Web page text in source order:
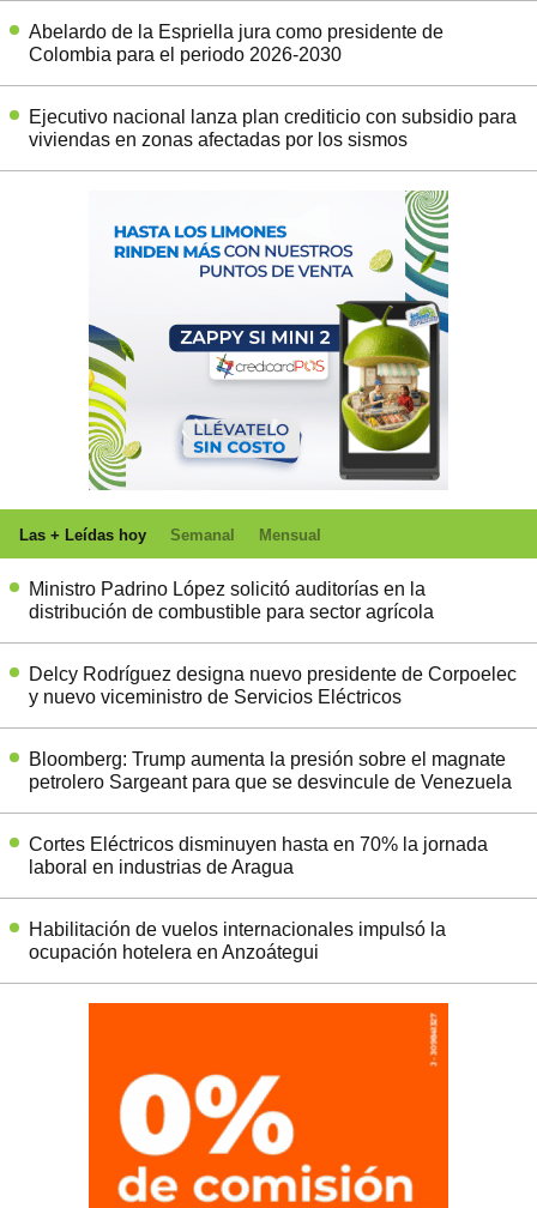
Abelardo de la Espriella jura como presidente de
Colombia para el periodo 2026-2030
Ejecutivo nacional lanza plan crediticio con subsidio para
viviendas en zonas afectadas por los sismos
Las + Leídas hoy Semanal Mensual
Ministro Padrino López solicitó auditorías en la
distribución de combustible para sector agrícola
Delcy Rodríguez designa nuevo presidente de Corpoelec
y nuevo viceministro de Servicios Eléctricos
Bloomberg: Trump aumenta la presión sobre el magnate
petrolero Sargeant para que se desvincule de Venezuela
Cortes Eléctricos disminuyen hasta en 70% la jornada
laboral en industrias de Aragua
Habilitación de vuelos internacionales impulsó la
ocupación hotelera en Anzoátegui